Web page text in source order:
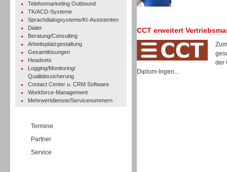
Telefonmarketing Outbound
TK/ACD-Systeme
Sprachdialogsysteme/KI-Assistenten
Dialer
Beratung/Consulting
Arbeitsplatzgestaltung
Gesamtlösungen
Headsets
Logging/Monitoring/
Qualitätssicherung
Contact Center u. CRM Software
Workforce-Management
Mehrwertdienste/Servicenummern
Termine
Partner
Service
CCT erweitert
der
Diplom-Ingen...